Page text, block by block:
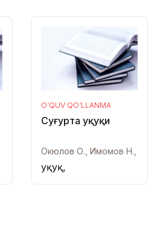
O‘QUV QO‘LLANMA
Суғурта ҳуқуқи
Окюлов О., Имомов Н.,
Ҳуқуқ,